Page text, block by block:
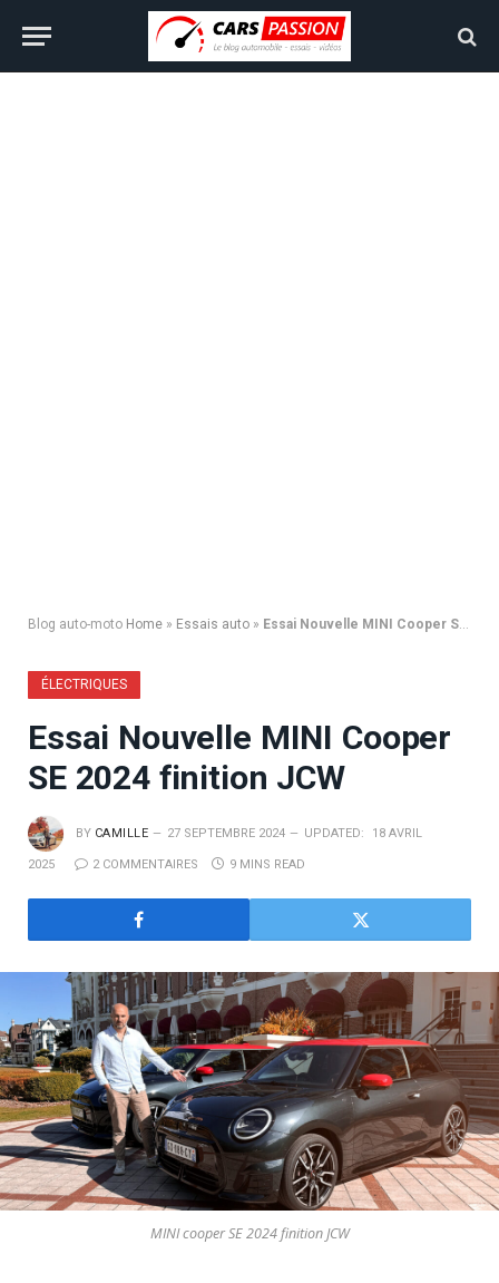
Blog auto-moto Home » Essais auto » Essai Nouvelle MINI Cooper SE 2024 finition JCW
ÉLECTRIQUES
Essai Nouvelle MINI Cooper
SE 2024 finition JCW
BY CAMILLE 27 SEPTEMBRE 2024 UPDATED: 18 AVRIL
2025 2 COMMENTAIRES 9 MINS READ
MINI cooper SE 2024 finition JCW